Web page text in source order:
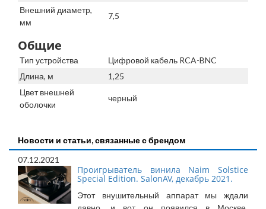
Внешний диаметр,
мм
7,5
Общие
Тип устройства
Цифровой кабель RCA-BNC
Длина, м
1,25
Цвет внешней
оболочки
черный
Новости и статьи, связанные с брендом
07.12.2021
Проигрыватель винила Naim Solstice
Special Edition. SalonAV, декабрь 2021.
Этот внушительный аппарат мы ждали